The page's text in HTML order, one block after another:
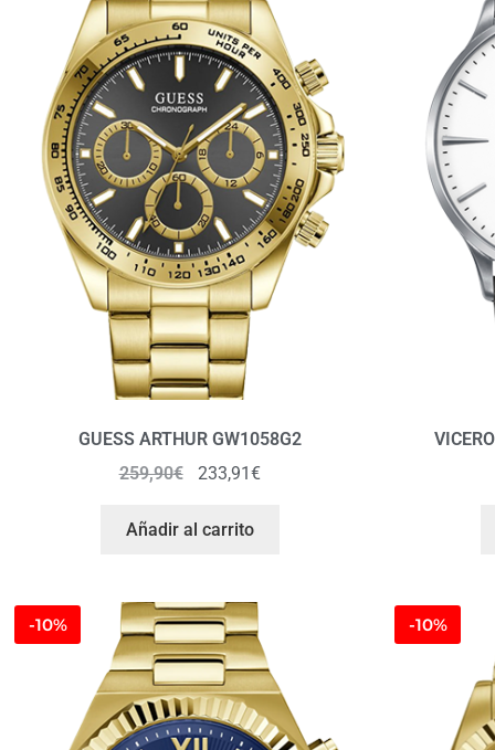
GUESS ARTHUR GW1058G2
259,90€ 233,91€
Añadir al carrito
-10% -10%